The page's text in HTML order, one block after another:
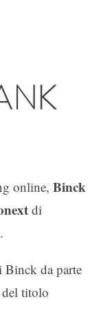
online, Binck
di
Binck da parte
titolo